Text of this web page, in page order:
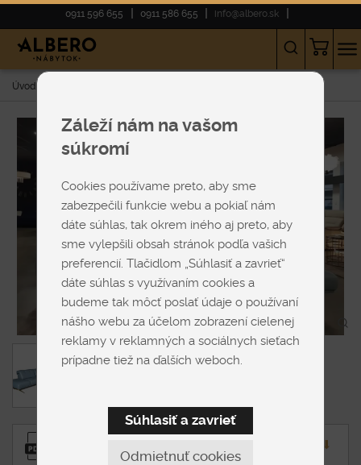
0911 596 655 0911 586 655 info@albero.sk
Úvod
⬇︎
Záleží nám na vašom
súkromí
Cookies používame preto, aby sme
zabezpečili funkcie webu a pokiaľ nám
dáte súhlas, tak okrem iného aj preto, aby
sme vylepšili obsah stránok podľa vašich
preferencií. Tlačidlom „Súhlasiť a zavrieť“
dáte súhlas s využívaním cookies a
budeme tak môcť poslať údaje o používaní
nášho webu za účelom zobrazení cielenej
reklamy v reklamných a sociálnych sieťach
prípadne tiež na ďalších weboch.
Odmietnuť cookies
Súhlasiť a zavrieť